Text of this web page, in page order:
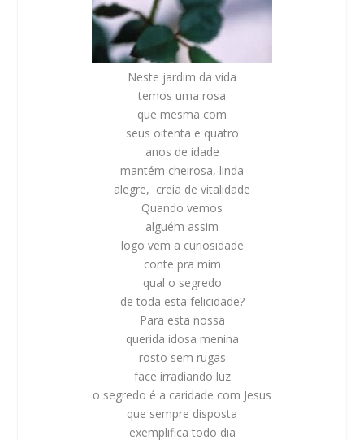
Neste jardim da vida
temos uma rosa
que mesma com
seus oitenta e quatro
anos de idade
mantém cheirosa, linda
alegre, creia de vitalidade
Quando vemos
alguém assim
logo vem a curiosidade
conte pra mim
qual o segredo
de toda esta felicidade?
Para esta nossa
querida idosa menina
rosto sem rugas
face irradiando luz
o segredo é a caridade com Jesus
que sempre disposta
exemplifica todo dia